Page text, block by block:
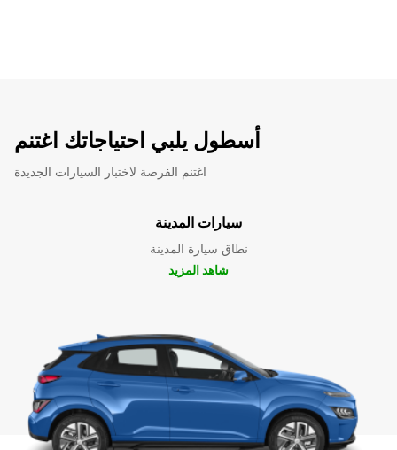
أسطول يلبي احتياجاتك اغتنم
اغتنم الفرصة لاختبار السيارات الجديدة
سيارات المدينة
نطاق سيارة المدينة
شاهد المزيد